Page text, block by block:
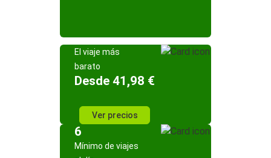
El viaje más
barato
Desde 41,98 €
Ver precios
6
Mínimo de viajes